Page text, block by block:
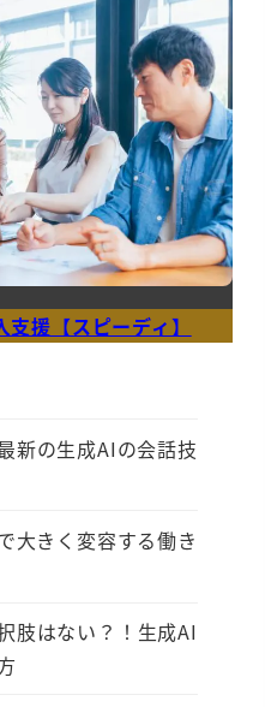
援【スピーディ】
新の生成AIの会話技
大きく変容する働き
肢はない？！生成AI